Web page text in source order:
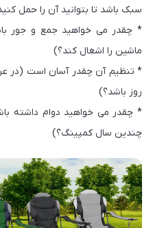
سبک باشد تا بتوانید آن را حمل
* چقدر می خواهید جمع و جور
ماشین را اشغال کند؟)
* تنظیم آن چقدر آسان است (در
روز باشد؟)
* چقدر می خواهید دوام داشته
چندین سال کمپینگ؟)